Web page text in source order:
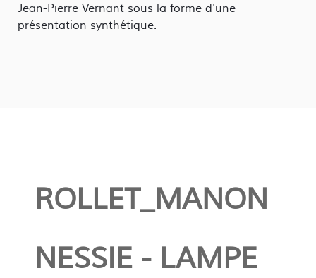
Jean-Pierre Vernant sous la forme d'une
présentation synthétique.
ROLLET_MANON
NESSIE - LAMPE